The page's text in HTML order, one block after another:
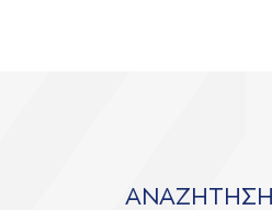
ΑΝΑΖΗΤΗΣΗ